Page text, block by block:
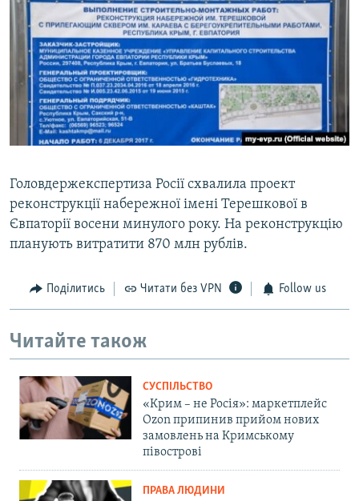
Головдержекспертиза Росії схвалила проект
реконструкції набережної імені Терешкової в
Євпаторії восени минулого року. На реконструкцію
планують витратити 870 млн рублів.
Поділитись Читати без VPN Follow us
Читайте також
СУСПІЛЬСТВО
«Крим – не Росія»: маркетплейс
Ozon припинив прийом нових
замовлень на Кримському
півострові
ПРАВА ЛЮДИНИ